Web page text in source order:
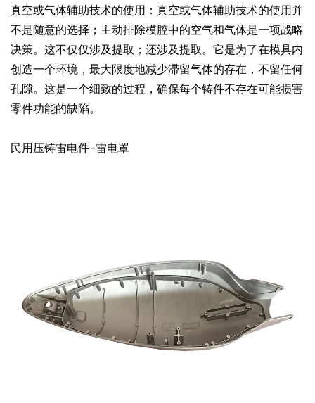
真空或气体辅助技术的使用：真空或气体辅助技术的使用并
不是随意的选择；主动排除模腔中的空气和气体是一项战略
决策。这不仅仅涉及提取；还涉及提取。它是为了在模具内
创造一个环境，最大限度地减少滞留气体的存在，不留任何
孔隙。这是一个细致的过程，确保每个铸件不存在可能损害
零件功能的缺陷。
民用压铸雷电件-雷电罩